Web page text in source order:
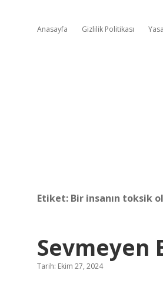
Anasayfa Gizlilik Politikası
Etiket: Bir insanın toksik
Sevmeyen
Tarih: Ekim 27, 2024